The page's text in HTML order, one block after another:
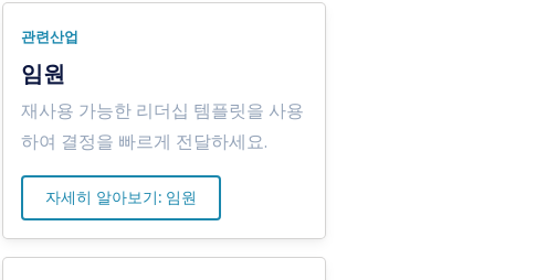
관련산업
임원
재사용 가능한 리더십 템플릿을 사용
하여 결정을 빠르게 전달하세요.
자세히 알아보기: 임원